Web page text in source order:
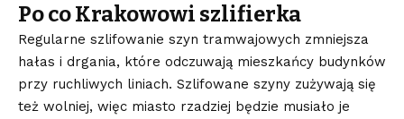
Po co Krakowowi szlifierka
Regularne szlifowanie szyn tramwajowych zmniejsza
hałas i drgania, które odczuwają mieszkańcy budynków
przy ruchliwych liniach. Szlifowane szyny zużywają się
też wolniej, więc miasto rzadziej będzie musiało je